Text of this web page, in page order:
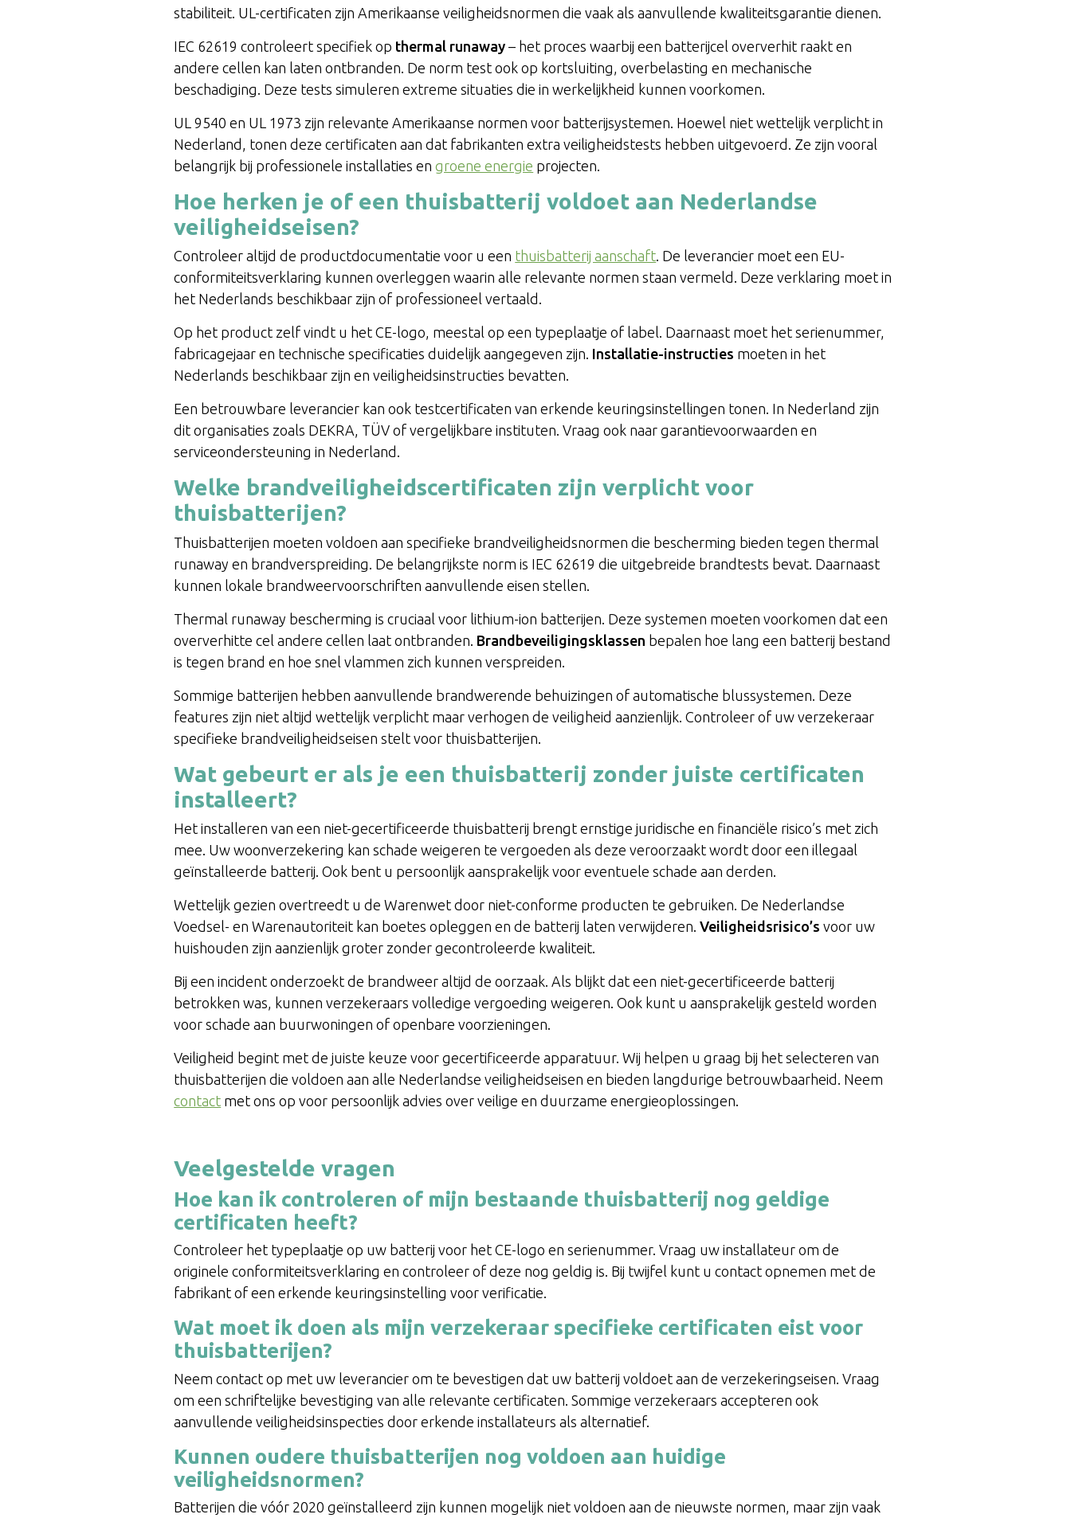
stabiliteit. UL-certificaten zijn Amerikaanse veiligheidsnormen die vaak als aanvullende kwaliteitsgarantie dienen.
IEC 62619 controleert specifiek op thermal runaway – het proces waarbij een batterijcel oververhit raakt en
andere cellen kan laten ontbranden. De norm test ook op kortsluiting, overbelasting en mechanische
beschadiging. Deze tests simuleren extreme situaties die in werkelijkheid kunnen voorkomen.
UL 9540 en UL 1973 zijn relevante Amerikaanse normen voor batterijsystemen. Hoewel niet wettelijk verplicht in
Nederland, tonen deze certificaten aan dat fabrikanten extra veiligheidstests hebben uitgevoerd. Ze zijn vooral
belangrijk bij professionele installaties engroene energie projecten.
Hoe herken je of een thuisbatterij voldoet aan Nederlandse
veiligheidseisen?
Controleer altijd de productdocumentatie voor u een thuisbatterij aanschaft. De leverancier moet een EU-
conformiteitsverklaring kunnen overleggen waarin alle relevante normen staan vermeld. Deze verklaring moet in
het Nederlands beschikbaar zijn of professioneel vertaald.
Op het product zelf vindt u het CE-logo, meestal op een typeplaatje of label. Daarnaast moet het serienummer,
fabricagejaar en technische specificaties duidelijk aangegeven zijn. Installatie-instructies moeten in het
Nederlands beschikbaar zijn en veiligheidsinstructies bevatten.
Een betrouwbare leverancier kan ook testcertificaten van erkende keuringsinstellingen tonen. In Nederland zijn
dit organisaties zoals DEKRA, TÜV of vergelijkbare instituten. Vraag ook naar garantievoorwaarden en
serviceondersteuning in Nederland.
Welke brandveiligheidscertificaten zijn verplicht voor
thuisbatterijen?
Thuisbatterijen moeten voldoen aan specifieke brandveiligheidsnormen die bescherming bieden tegen thermal
runaway en brandverspreiding. De belangrijkste norm is IEC 62619 die uitgebreide brandtests bevat. Daarnaast
kunnen lokale brandweervoorschriften aanvullende eisen stellen.
Thermal runaway bescherming is cruciaal voor lithium-ion batterijen. Deze systemen moeten voorkomen dat een
oververhitte cel andere cellen laat ontbranden. Brandbeveiligingsklassen bepalen hoe lang een batterij bestand
is tegen brand en hoe snel vlammen zich kunnen verspreiden.
Sommige batterijen hebben aanvullende brandwerende behuizingen of automatische blussystemen. Deze
features zijn niet altijd wettelijk verplicht maar verhogen de veiligheid aanzienlijk. Controleer of uw verzekeraar
specifieke brandveiligheidseisen stelt voor thuisbatterijen.
Wat gebeurt er als je een thuisbatterij zonder juiste certificaten
installeert?
Het installeren van een niet-gecertificeerde thuisbatterij brengt ernstige juridische en financiële risico’s met zich
mee. Uw woonverzekering kan schade weigeren te vergoeden als deze veroorzaakt wordt door een illegaal
geïnstalleerde batterij. Ook bent u persoonlijk aansprakelijk voor eventuele schade aan derden.
Wettelijk gezien overtreedt u de Warenwet door niet-conforme producten te gebruiken. De Nederlandse
Voedsel- en Warenautoriteit kan boetes opleggen en de batterij laten verwijderen.Veiligheidsrisico’s voor uw
huishouden zijn aanzienlijk groter zonder gecontroleerde kwaliteit.
Bij een incident onderzoekt de brandweer altijd de oorzaak. Als blijkt dat een niet-gecertificeerde batterij
betrokken was, kunnen verzekeraars volledige vergoeding weigeren. Ook kunt u aansprakelijk gesteld worden
voor schade aan buurwoningen of openbare voorzieningen.
Veiligheid begint met de juiste keuze voor gecertificeerde apparatuur. Wij helpen u graag bij het selecteren van
thuisbatterijen die voldoen aan alle Nederlandse veiligheidseisen en bieden langdurige betrouwbaarheid. Neem
contact met ons op voor persoonlijk advies over veilige en duurzame energieoplossingen.
Veelgestelde vragen
Hoe kan ik controleren of mijn bestaande thuisbatterij nog geldige
certificaten heeft?
Controleer het typeplaatje op uw batterij voor het CE-logo en serienummer. Vraag uw installateur om de
originele conformiteitsverklaring en controleer of deze nog geldig is. Bij twijfel kunt u contact opnemen met de
fabrikant of een erkende keuringsinstelling voor verificatie.
Wat moet ik doen als mijn verzekeraar specifieke certificaten eist voor
thuisbatterijen?
Neem contact op met uw leverancier om te bevestigen dat uw batterij voldoet aan de verzekeringseisen. Vraag
om een schriftelijke bevestiging van alle relevante certificaten. Sommige verzekeraars accepteren ook
aanvullende veiligheidsinspecties door erkende installateurs als alternatief.
Kunnen oudere thuisbatterijen nog voldoen aan huidige
veiligheidsnormen?
Batterijen die vóór 2020 geïnstalleerd zijn kunnen mogelijk niet voldoen aan de nieuwste normen, maar zijn vaak